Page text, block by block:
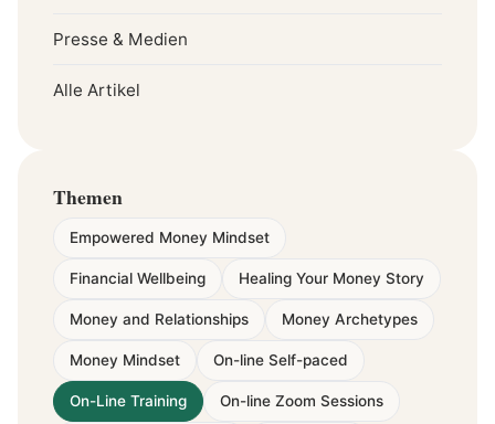
Presse & Medien
Alle Artikel
Themen
Empowered Money Mindset
Financial Wellbeing Healing Your Money Story
Money and Relationships Money Archetypes
Money Mindset On-line Self-paced
On-Line Training On-line Zoom Sessions